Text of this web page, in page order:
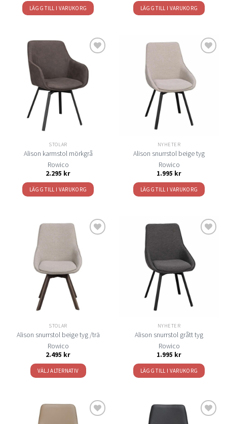
LÄGG TILL I VARUKORG LÄGG TILL I VARUKORG
till i
önskelistan
STOLAR
Alison karmstol mörkgrå
Rowico
2.295 kr
LÄGG TILL I VARUKORG
önskelistan
NYHETER
Alison snurrstol beige tyg
Rowico
1.995 kr
LÄGG TILL I VARUKORG
önskelistan
STOLAR
Alison snurrstol beige tyg /trä
Rowico
2.495 kr
VÄLJ ALTERNATIV
produkten
önskelistan
NYHETER
Alison snurrstol grått tyg
Rowico
1.995 kr
LÄGG TILL I VARUKORG